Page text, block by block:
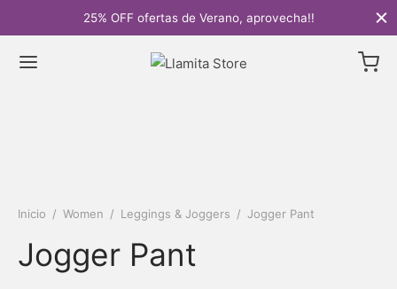
25% OFF ofertas de Verano, aprovecha!!
Inicio / Women / Leggings & Joggers / Jogger Pant
Jogger Pant